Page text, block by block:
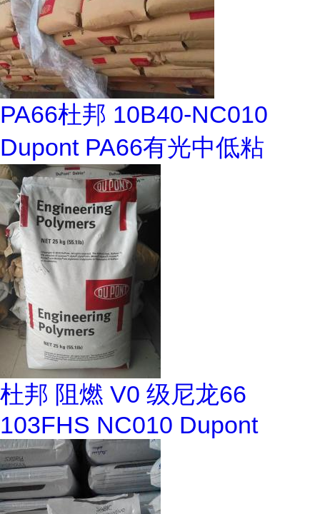
PA66杜邦 10B40-NC010
Dupont PA66有光中低粘
杜邦 阻燃 V0 级尼龙66
103FHS NC010 Dupont